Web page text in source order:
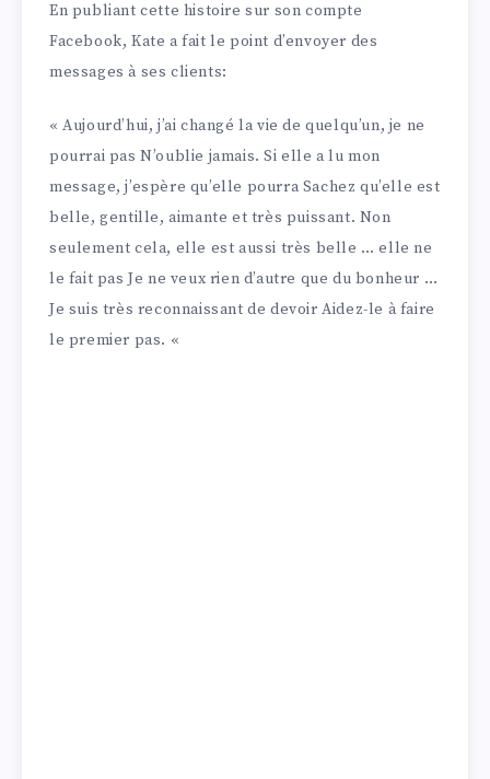
En publiant cette histoire sur son compte
Facebook, Kate a fait le point d’envoyer des
messages à ses clients:
« Aujourd’hui, j’ai changé la vie de quelqu’un, je ne
pourrai pas N’oublie jamais. Si elle a lu mon
message, j’espère qu’elle pourra Sachez qu’elle est
belle, gentille, aimante et très puissant. Non
seulement cela, elle est aussi très belle … elle ne
le fait pas Je ne veux rien d’autre que du bonheur …
Je suis très reconnaissant de devoir Aidez-le à faire
le premier pas. «